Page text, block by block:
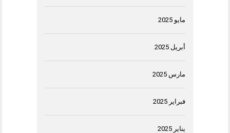
مايو 2025
أبريل 2025
مارس 2025
فبراير 2025
يناير 2025